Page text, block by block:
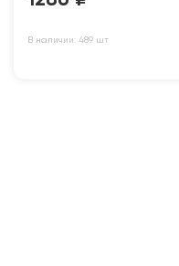
В наличии: 489 шт